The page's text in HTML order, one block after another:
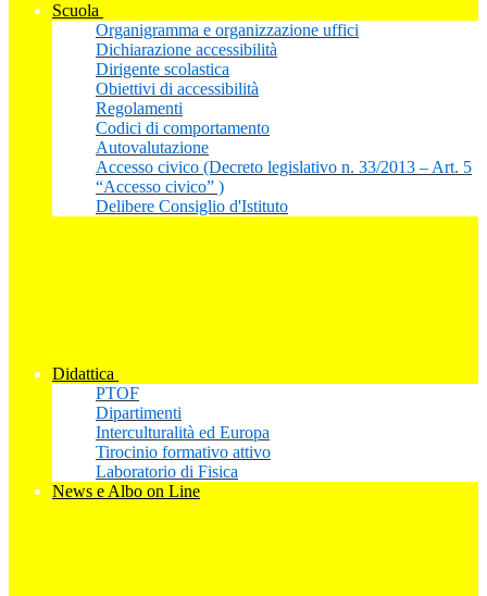
Scuola
Organigramma e organizzazione uffici
Dichiarazione accessibilità
Dirigente scolastica
Obiettivi di accessibilità
Regolamenti
Codici di comportamento
Autovalutazione
Accesso civico (Decreto legislativo n. 33/2013 – Art. 5
“Accesso civico” )
Delibere Consiglio d'Istituto
Didattica
PTOF
Dipartimenti
Interculturalità ed Europa
Tirocinio formativo attivo
Laboratorio di Fisica
News e Albo on Line